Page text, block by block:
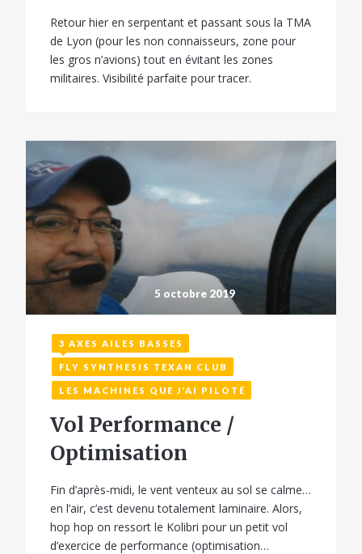
Retour hier en serpentant et passant sous la TMA
de Lyon (pour les non connaisseurs, zone pour
les gros n’avions) tout en évitant les zones
militaires. Visibilité parfaite pour tracer.
5 octobre 2019
3 AXES AILES BASSES
FLY SYNTHESIS TEXAN CLUB
LES MACHINES QUE J'AI PILOTÉ
Vol Performance /
Optimisation
Fin d’après-midi, le vent venteux au sol se calme…
en l’air, c’est devenu totalement laminaire. Alors,
hop hop on ressort le Kolibri pour un petit vol
d’exercice de performance (optimisation…